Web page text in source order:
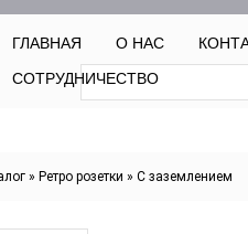
ГЛАВНАЯ О НАС
СОТРУДНИЧЕСТВОФорма
Поиск
» Ретро розетки » С заземлением